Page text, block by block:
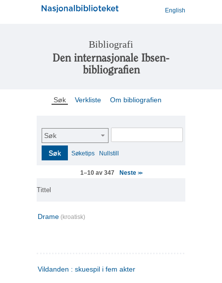
English
Bibliografi
Den internasjonale Ibsen-
bibliografien
Søk Verkliste Om bibliografien
Søk
Søk Søketips Nullstill
1–10 av 347 Neste >>
Tittel
Drame (kroatisk)
Vildanden : skuespil i fem akter